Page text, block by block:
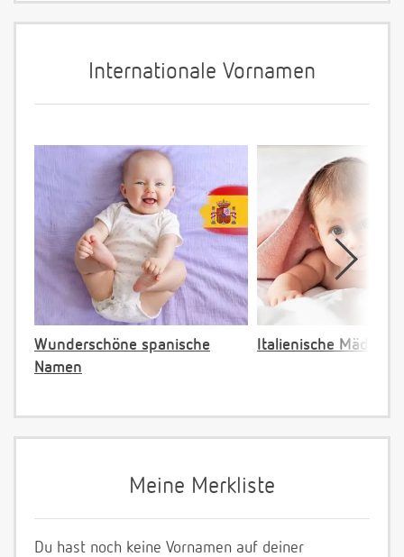
Internationale Vornamen
Wunderschöne spanische
Namen
Italienische
Meine Merkliste
Du hast noch keine Vornamen auf deiner